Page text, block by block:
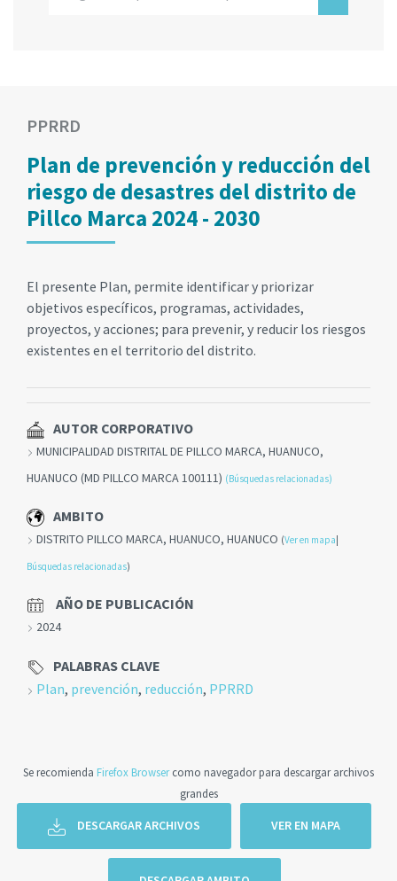
PPRRD
Plan de prevención y reducción del
riesgo de desastres del distrito de
Pillco Marca 2024 - 2030
El presente Plan, permite identificar y priorizar
objetivos específicos, programas, actividades,
proyectos, y acciones; para prevenir, y reducir los riesgos
existentes en el territorio del distrito.
AUTOR CORPORATIVO
MUNICIPALIDAD DISTRITAL DE PILLCO MARCA, HUANUCO,
HUANUCO (MD PILLCO MARCA 100111) (Búsquedas relacionadas)
AMBITO
DISTRITO PILLCO MARCA, HUANUCO, HUANUCO (Ver en mapa
Búsquedas relacionadas)
AÑO DE PUBLICACIÓN
2024
PALABRAS CLAVE
Plan, prevención, reducción, PPRRD
Se recomienda Firefox Browsercomo navegador para descargar archivos
grandes
DESCARGAR ARCHIVOS VER EN MAPA